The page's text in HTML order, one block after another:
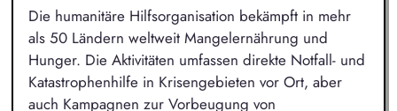
Die humanitäre Hilfsorganisation bekämpft in mehr
als 50 Ländern weltweit Mangelernährung und
Hunger. Die Aktivitäten umfassen direkte Notfall- und
Katastrophenhilfe in Krisengebieten vor Ort, aber
auch Kampagnen zur Vorbeugung von